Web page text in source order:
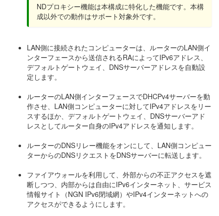
NDプロキシー機能は本構成に特化した機能です。本構
成以外での動作はサポート対象外です。
LAN側に接続されたコンピューターは、ルーターのLAN側イ
ンターフェースから送信されるRAによってIPv6アドレス、
デフォルトゲートウェイ、DNSサーバーアドレスを自動設
定します。
ルーターのLAN側インターフェースでDHCPv4サーバーを動
作させ、LAN側コンピューターに対してIPv4アドレスをリー
スするほか、デフォルトゲートウェイ、DNSサーバーアド
レスとしてルーター自身のIPv4アドレスを通知します。
ルーターのDNSリレー機能をオンにして、LAN側コンピュー
ターからのDNSリクエストをDNSサーバーに転送します。
ファイアウォールを利用して、外部からの不正アクセスを遮
断しつつ、内部からは自由にIPv6インターネット、サービス
情報サイト（NGN IPv6閉域網）やIPv4インターネットへの
アクセスができるようにします。